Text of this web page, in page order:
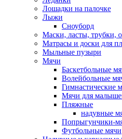
Лошадки на палочке
Лыжи
Сноуборд
Маски, ласты, трубки,
Матрасы и доски для
Мыльные пузыри
Мячи
Баскетбольные
Волейбольные
Гимнастические
Мячи для
Пляжные
надувные
Попрыгунчики-
Футбольные мячи